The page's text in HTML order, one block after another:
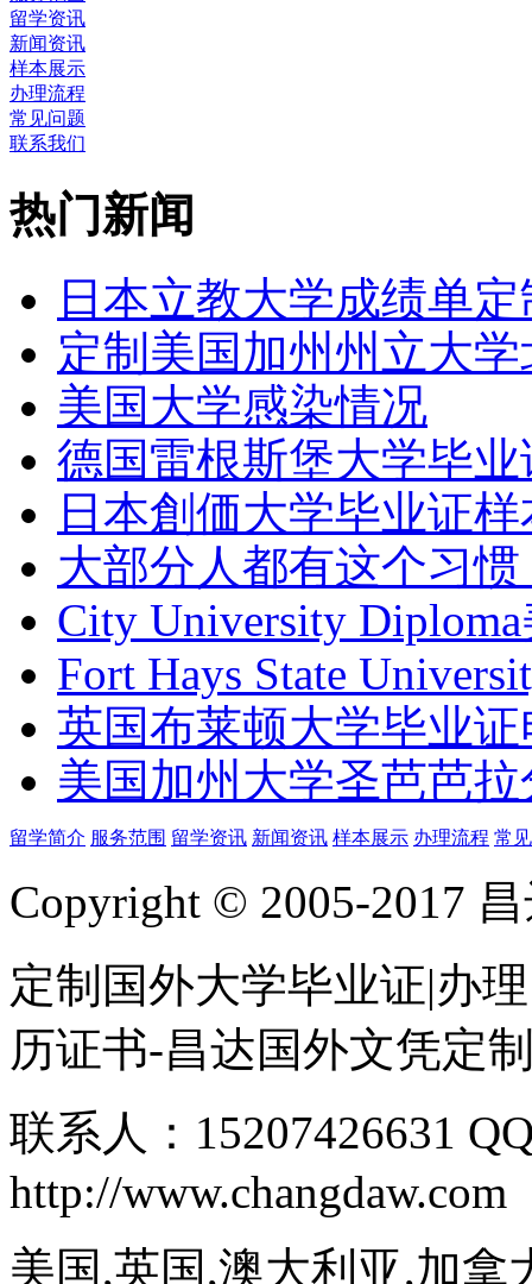
留学资讯
新闻资讯
样本展示
办理流程
常见问题
联系我们
热门新闻
日本立教大学成绩单
定制美国加州州立大
美国大学感染情况
德国雷根斯堡大学毕
日本創価大学毕业证
大部分人都有这个习
City University
Fort Hays State
英国布莱顿大学毕业
美国加州大学圣芭芭
留学简介 服务范围 留学资讯 新闻资讯 样本展示 办理流程 常
Copyright © 2005-2017
定制国外大学毕业证|办
历证书-昌达国外文凭定
联系人：15207426631
http://www.changdaw.com
美国,英国,澳大利亚,加拿